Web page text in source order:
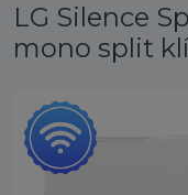
LG Silence
mono split